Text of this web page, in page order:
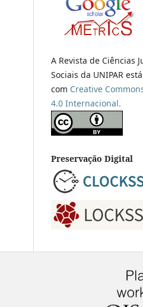
A Revista de Ciências
Sociais da UNIPAR
com Creative
4.0 Internacional.
Preservação Digital